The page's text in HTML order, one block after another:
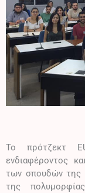
Το πρότζεκτ
ενδιαφέροντος
των σπουδών της
της